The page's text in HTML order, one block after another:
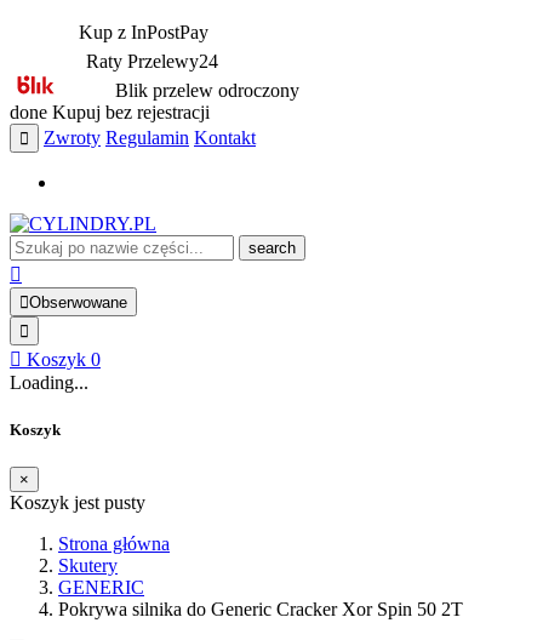
Kup z InPostPay
Raty Przelewy24
Blik przelew odroczony
done Kupuj bez rejestracji
Zwroty Regulamin Kontakt
search
Obserwowane
Koszyk 0
Loading...
Koszyk
×
Koszyk jest pusty
Strona główna
Skutery
GENERIC
Pokrywa silnika do Generic Cracker Xor Spin 50 2T